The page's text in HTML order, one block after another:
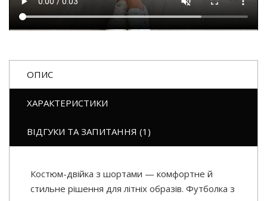
ОПИС
ХАРАКТЕРИСТИКИ
ВІДГУКИ ТА ЗАПИТАННЯ (1)
Костюм-двійка з шортами — комфортне й
стильне рішення для літніх образів. Футболка з